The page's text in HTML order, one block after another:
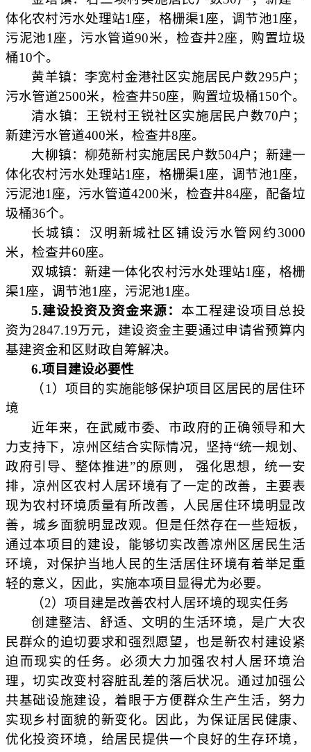
体化农村污水处理站1座，格栅渠1座，调节池1座，
污泥池1座，污水管道90米，检查井2座，购置垃圾
桶10个。
黄羊镇：李宽村金港社区实施居民户数295户；
污水管道2500米，检查井50座，购置垃圾桶150个。
清水镇：王锐村王锐社区实施居民户数70户；
新建污水管道400米，检查井8座。
大柳镇：柳苑新村实施居民户数504户；新建一
体化农村污水处理站1座，格栅渠1座，调节池1座，
污泥池1座，污水管道4200米，检查井84座，配备垃
圾桶36个。
长城镇：汉明新城社区铺设污水管网约3000
米，检查井60座。
双城镇：新建一体化农村污水处理站1座，格栅
渠1座，调节池1座，污泥池1座。
5.建设投资及资金来源：本工程建设项目总投
资为2847.19万元，建设资金主要通过申请省预算内
基建资金和区财政自筹解决。
6.项目建设必要性
（1）项目的实施能够保护项目区居民的居住环
境
近年来，在武威市委、市政府的正确领导和大
力支持下，凉州区结合实际情况，坚持“统一规划、
政府引导、整体推进”的原则， 强化思想，统一安
排，凉州区农村人居环境有了一定的改善，主要表
现为农村环境质量有所改善，人民居住环境明显改
善，城乡面貌明显改观。但是任然存在一些短板，
通过本项目的建设，能够切实改善凉州区居民生活
环境，对保护当地人民的生活居住环境有着举足重
轻的意义，因此，实施本项目显得尤为必要。
（2）项目建是改善农村人居环境的现实任务
创建整洁、舒适、文明的生活环境，是广大农
民群众的迫切要求和强烈愿望，也是新农村建设紧
迫而现实的任务。必须大力加强农村人居环境治
理，切实改变村容脏乱差的落后状况。通过加强公
共基础设施建设，着眼于方便群众生产生活，努力
实现乡村面貌的新变化。因此，为保证居民健康、
优化投资环境，给居民提供一个良好的生存环境，